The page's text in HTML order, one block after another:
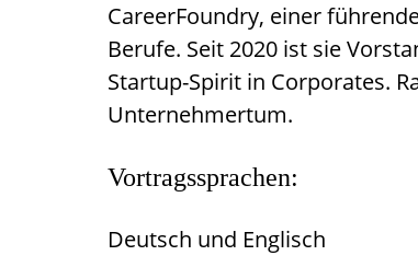
CareerFoundry, einer
Berufe. Seit 2020 ist sie
Startup-Spirit in Corporates.
Unternehmertum.
Vortragssprachen:
Deutsch und Englisch